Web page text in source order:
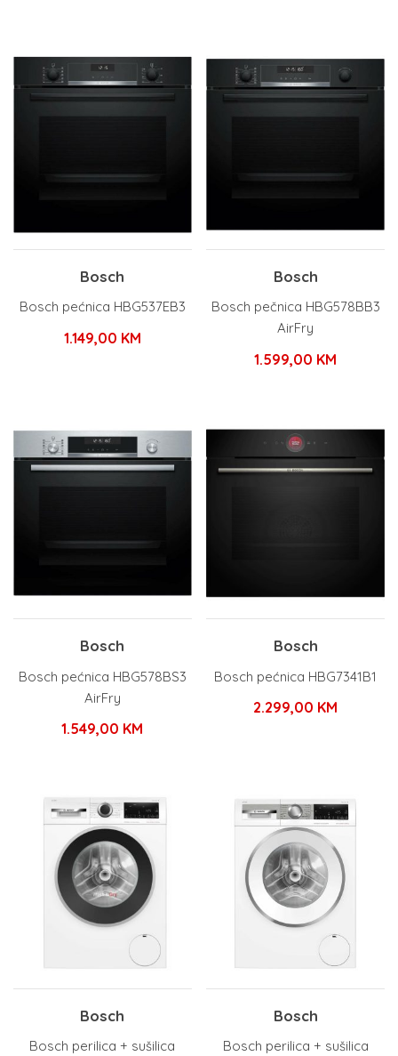
Bosch
Bosch pećnica HBG537EB3
1.149,00 KM
Bosch
Bosch pečnica HBG578BB3
AirFry
1.599,00 KM
Bosch
Bosch pećnica HBG578BS3
AirFry
1.549,00 KM
Bosch
Bosch pećnica HBG7341B1
2.299,00 KM
Bosch
Bosch perilica + sušilica
Bosch
Bosch perilica + sušilica